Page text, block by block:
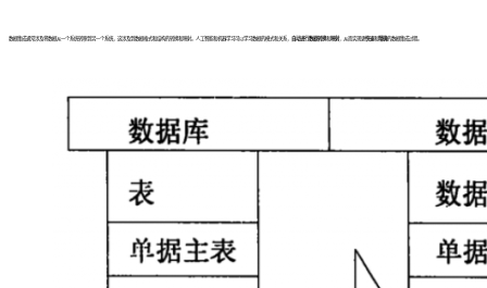
数据集成通常涉及将数据从一个系统转移到另一个系统，这涉及到数据格式和结构的转换和映射。人工智能和机器学习可以学习数据的模式和关系， 自动进行数据转换 和 映射，从而实现更快速 和 精确 的数据集成过程。